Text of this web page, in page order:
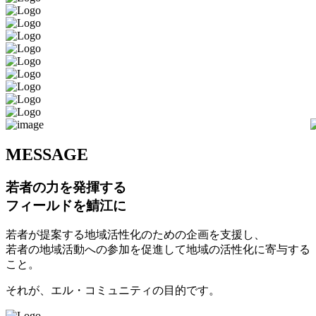
MESSAGE
若者の力を発揮する
フィールドを鯖江に
若者が提案する地域活性化のための企画を支援し、
若者の地域活動への参加を促進して地域の活性化に寄与する
こと。
それが、エル・コミュニティの目的です。